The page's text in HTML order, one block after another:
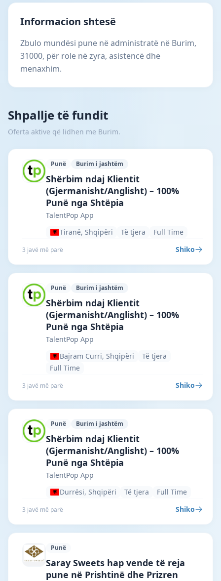
Informacion shtesë
Zbulo mundësi pune në administratë në Burim,
31000, për role në zyra, asistencë dhe
menaxhim.
Shpallje të fundit
Oferta aktive që lidhen me Burim.
Punë Burim i jashtëm
TalentPop App · Tiranë · #7292 —
Shërbim ndaj Klientit
(Gjermanisht/Anglisht) – 100%
Punë nga Shtëpia
TalentPop App
Tiranë, Shqipëri
Të tjera Full Time
3 javë më parë Shiko
Punë Burim i jashtëm
TalentPop App · Bajram Curri · #7290 —
Shërbim ndaj Klientit
(Gjermanisht/Anglisht) – 100%
Punë nga Shtëpia
TalentPop App
Bajram Curri, Shqipëri
Të tjera
Full Time
3 javë më parë Shiko
Punë Burim i jashtëm
TalentPop App · Durrësi · #7289 —
Shërbim ndaj Klientit
(Gjermanisht/Anglisht) – 100%
Punë nga Shtëpia
TalentPop App
Durrësi, Shqipëri
Të tjera Full Time
3 javë më parë Shiko
Punë
Sara Sweets · Prishtinë · #7255 —
Saray Sweets hap vende të reja
pune në Prishtinë dhe Prizren